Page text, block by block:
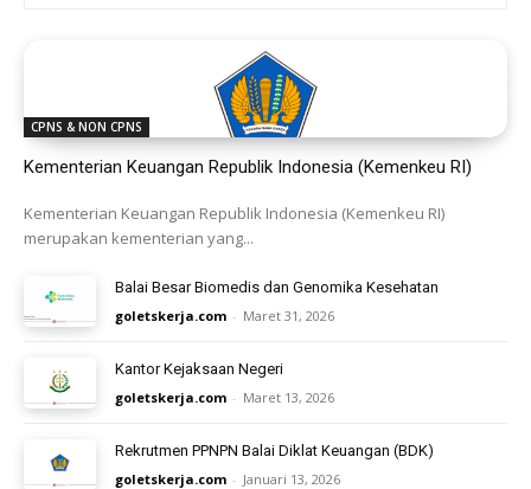
CPNS & NON CPNS
Kementerian Keuangan Republik Indonesia (Kemenkeu RI)
Kementerian Keuangan Republik Indonesia (Kemenkeu RI)
merupakan kementerian yang...
Balai Besar Biomedis dan Genomika Kesehatan
goletskerja.com - Maret 31, 2026
Kantor Kejaksaan Negeri
goletskerja.com - Maret 13, 2026
Rekrutmen PPNPN Balai Diklat Keuangan (BDK)
goletskerja.com - Januari 13, 2026